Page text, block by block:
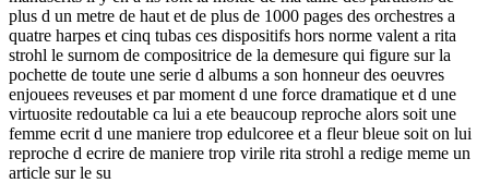
plus d un metre de haut et de plus de 1000 pages des orchestres a
quatre harpes et cinq tubas ces dispositifs hors norme valent a rita
strohl le surnom de compositrice de la demesure qui figure sur la
pochette de toute une serie d albums a son honneur des oeuvres
enjouees reveuses et par moment d une force dramatique et d une
virtuosite redoutable ca lui a ete beaucoup reproche alors soit une
femme ecrit d une maniere trop edulcoree et a fleur bleue soit on lui
reproche d ecrire de maniere trop virile rita strohl a redige meme un
article sur le su